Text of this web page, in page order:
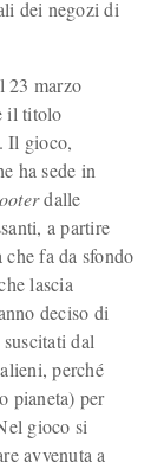
dei negozi di
23 marzo
il titolo
Il gioco,
ha sede in
dalle
a partire
fa da sfondo
lascia
deciso di
dal
perché
pianeta) per
gioco si
avvenuta a